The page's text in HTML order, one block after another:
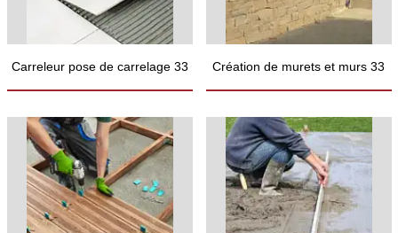
Carreleur pose de carrelage 33 Création de murets et murs 33